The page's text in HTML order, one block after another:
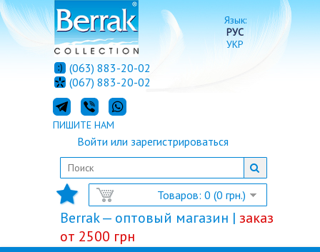
Язык:
РУС
УКР
Товаров: 0 (0 грн.)
Войти или зарегистрироваться
(063) 883-20-02
(067) 883-20-02
ПИШИТЕ НАМ
Berrak — оптовый магазин | заказ
от 2500 грн